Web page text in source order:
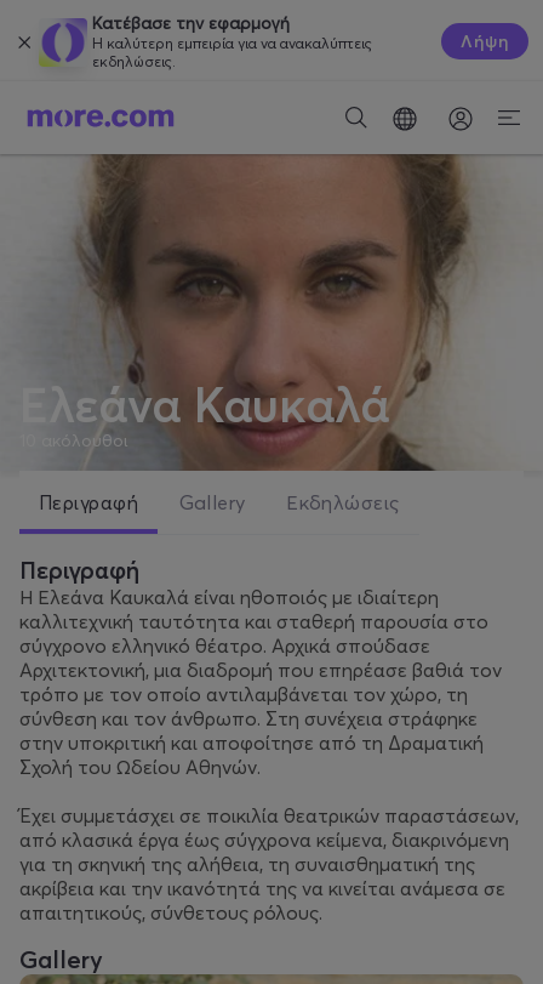
Κατέβασε την εφαρμογή
Η καλύτερη εμπειρία για να ανακαλύπτεις
εκδηλώσεις.
Λήψη
Ελεάνα Καυκαλά
ακόλουθοι
Περιγραφή Gallery Εκδηλώσεις
Περιγραφή
Η Ελεάνα Καυκαλά είναι ηθοποιός με ιδιαίτερη
καλλιτεχνική ταυτότητα και σταθερή παρουσία στο
σύγχρονο ελληνικό θέατρο. Αρχικά σπούδασε
Αρχιτεκτονική, μια διαδρομή που επηρέασε βαθιά τον
τρόπο με τον οποίο αντιλαμβάνεται τον χώρο, τη
σύνθεση και τον άνθρωπο. Στη συνέχεια στράφηκε
στην υποκριτική και αποφοίτησε από τη Δραματική
Σχολή του Ωδείου Αθηνών.
Έχει συμμετάσχει σε ποικιλία θεατρικών παραστάσεων,
από κλασικά έργα έως σύγχρονα κείμενα, διακρινόμενη
για τη σκηνική της αλήθεια, τη συναισθηματική της
ακρίβεια και την ικανότητά της να κινείται ανάμεσα σε
απαιτητικούς, σύνθετους ρόλους.
Gallery